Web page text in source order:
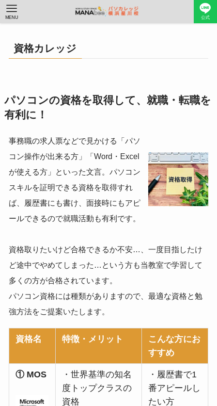
公式
MENU
資格カレッジ
パソコンの資格を取得して、就職・転職を
有利に！
事務職の求人票などで見かける「パソ
コン操作が出来る方」「Word・Excel
が使える方」といった文言。パソコン
スキルを証明できる資格を取得すれ
ば、履歴書にも書け、面接時にもアピ
ールできるので就職活動も有利です。
資格取りたいけど合格できるか不安…、一度目指したけ
ど途中でやめてしまった…という方も当教室で学習して
多くの方が合格されています。
パソコン資格には種類がありますので、最適な資格と勉
強方法をご提案いたします。
資格名 特徴・メリット
こんな方にお
すすめ
① MOS
・世界基準の知名
度トップクラスの
資格
・履歴書で1
番アピールし
たい方